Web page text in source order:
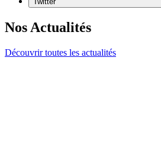
Nos Actualités
Découvrir toutes les actualités